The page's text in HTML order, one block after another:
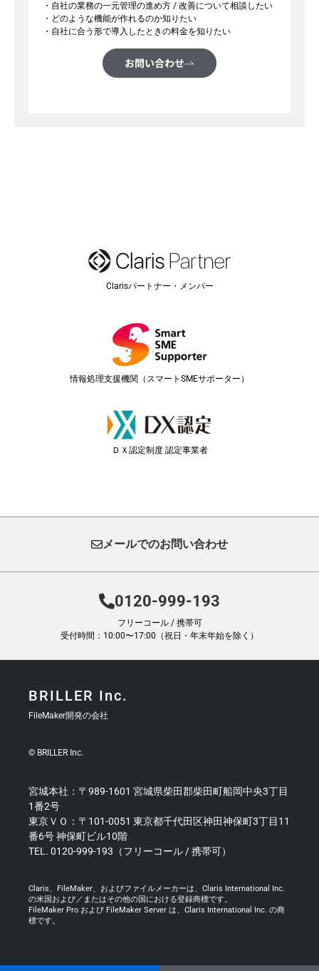
・自社の業務の一元管理の進め方 / 改善について相談したい
・どのような機能が作れるのか知りたい
・自社に合う形で導入したときの料金を知りたい
お問い合わせ
Clarisパートナー・メンバー
情報処理支援機関（スマートSMEサポーター）
ＤＸ認定制度 認定事業者
メールでのお問い合わせ
0120-999-193
フリーコール / 携帯可
受付時間：10:00〜17:00（祝日・年末年始を除く）
BRILLER Inc.
FileMaker開発の会社
© BRILLER Inc.
宮城本社：〒989-1601 宮城県柴田郡柴田町船岡中央3丁目
1番2号
東京ＶＯ：〒101-0051 東京都千代田区神田神保町3丁目11
番6号 神保町ビル10階
TEL. 0120-999-193（フリーコール / 携帯可）
Claris、FileMaker、およびファイルメーカーは、Claris International Inc.
の米国および／またはその他の国における登録商標です。
FileMaker Pro および FileMaker Server は、Claris International Inc. の商
標です。